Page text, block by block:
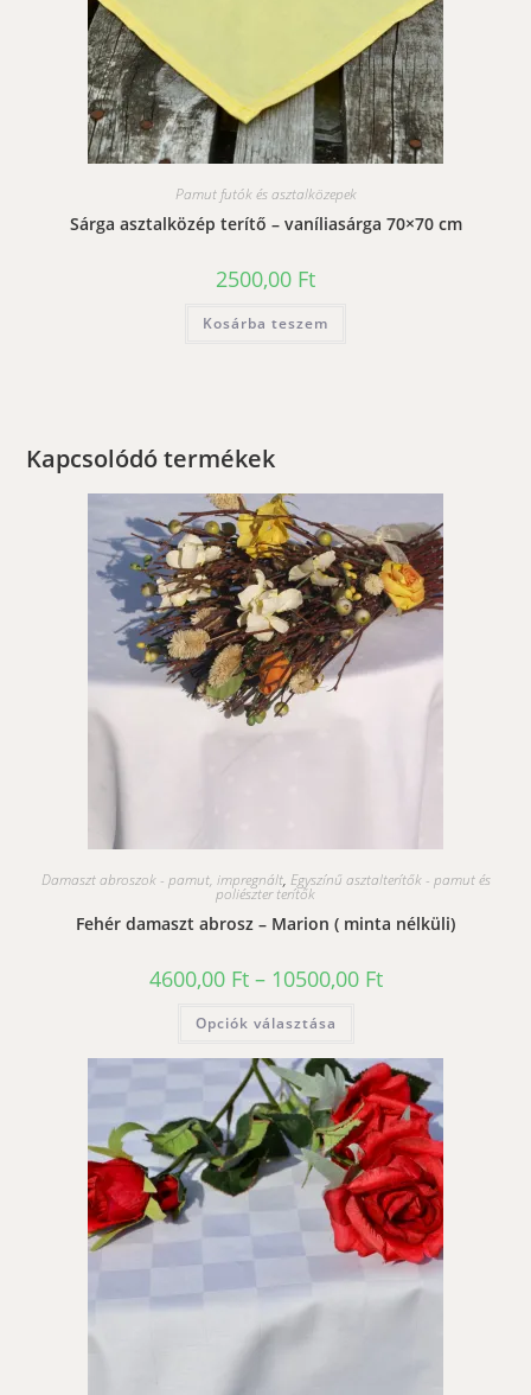
Pamut futók és asztalközepek
Sárga asztalközép terítő – vaníliasárga 70×70 cm
2500,00 Ft
Kosárba teszem
Kapcsolódó termékek
Damaszt abroszok - pamut, impregnált, Egyszínű asztalterítők - pamut és
poliészter terítők
Fehér damaszt abrosz – Marion ( minta nélküli)
4600,00 Ft – 10500,00 FtÁrtartomány:
4600,00 Ft
Opciók választása
több
variációja
van.
A
változatok
a
termékoldalon
választhatók
ki